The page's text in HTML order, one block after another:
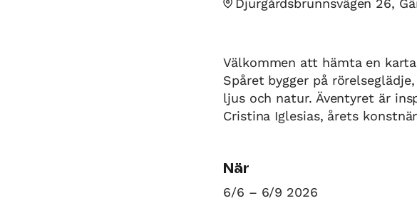
Djurgårdsbrunnsvägen 26,
Välkommen att hämta en
Spåret bygger på
ljus och natur. Äventyret är
Cristina Iglesias, årets
När
6/6 – 6/9 2026